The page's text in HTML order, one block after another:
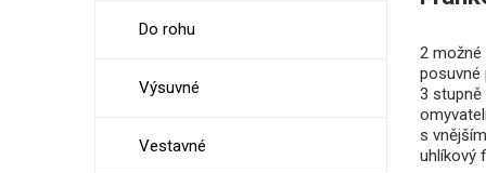
2
posuvné
3 stupně
s
uhlíkový
Do rohu
Výsuvné
Vestavné